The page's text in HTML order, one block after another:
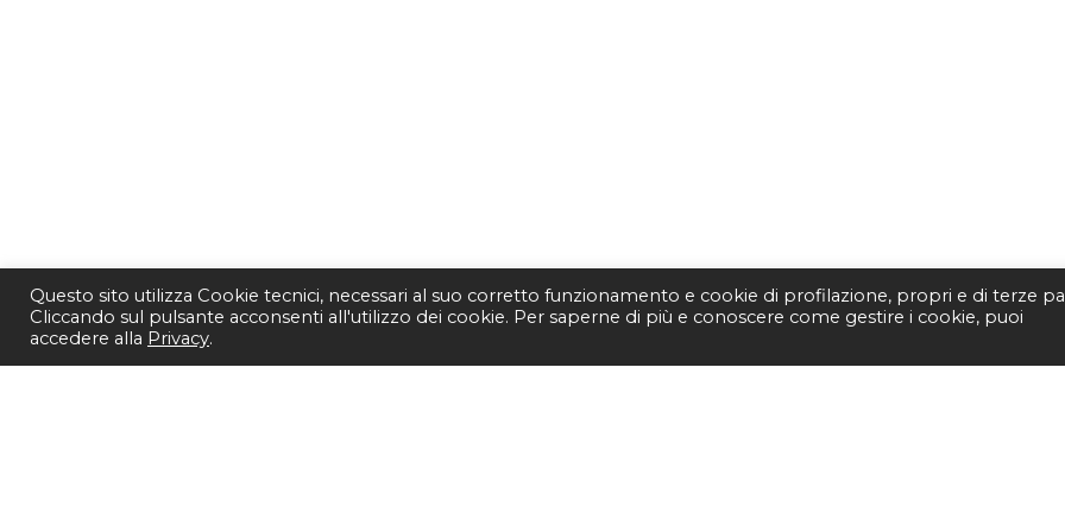
Questo sito utilizza Cookie tecnici, necessari al suo corretto funzionamento e cookie di profilazione, propri e di terze
Cliccando sul pulsante acconsenti all'utilizzo dei cookie. Per saperne di più e conoscere come gestire i cookie, puoi
accedere alla Privacy.